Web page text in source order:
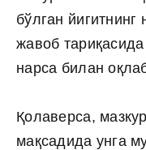
бўлган йигитнинг
жавоб
нарса билан
Қолаверса,
мақсадида унга